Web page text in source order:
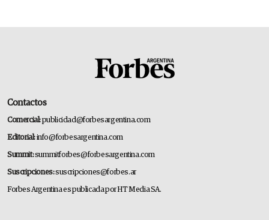
Contactos
Comercial:publicidad@forbesargentina.com
Editorial:info@forbesargentina.com
Summit:summitforbes@forbesargentina.com
Suscripciones:suscripciones@forbes.ar
Forbes Argentina es publicada por HT Media SA.